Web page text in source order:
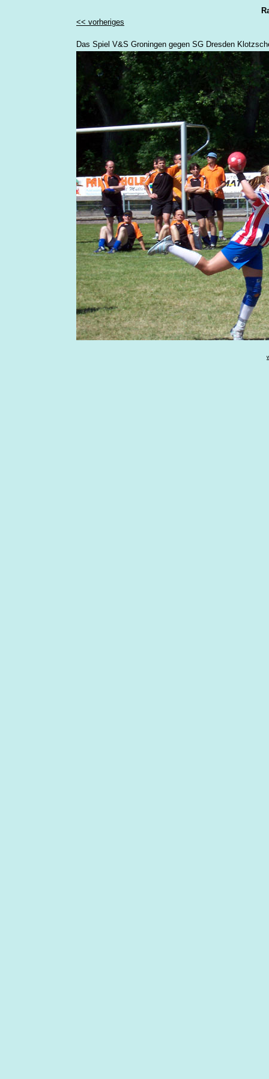
<< vorheriges
Das Spiel V&S Groningen gegen SG Dresden